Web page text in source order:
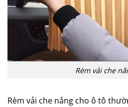
Rèm vải che
Rèm vải che nắng cho ô tô